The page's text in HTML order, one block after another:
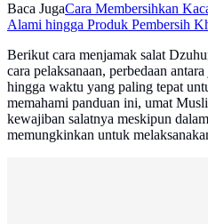
Baca JugaCara Membersihkan
Alami hingga Produk Pembersih
Berikut cara menjamak salat
cara pelaksanaan, perbedaan
hingga waktu yang paling tepat
memahami panduan ini, umat
kewajiban salatnya meskipun
memungkinkan untuk